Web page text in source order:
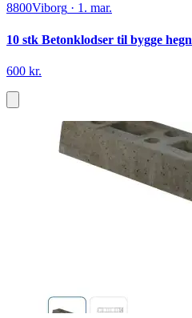
8800Viborg · 1. mar.
10 stk Betonklodser til bygge hegn
600 kr.